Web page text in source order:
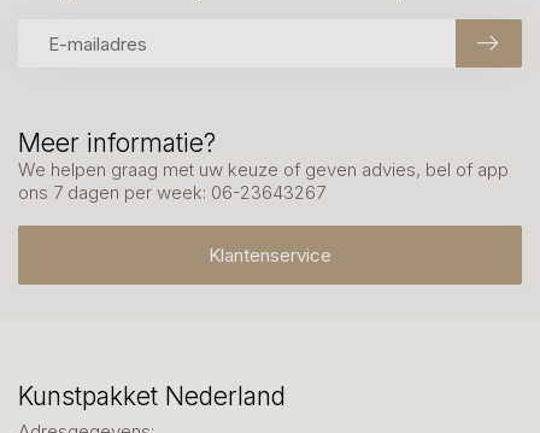
Meer informatie?
We helpen graag met uw keuze of geven advies, bel of app
ons 7 dagen per week: 06-23643267
Klantenservice
Kunstpakket Nederland